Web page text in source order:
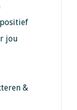
jou
&